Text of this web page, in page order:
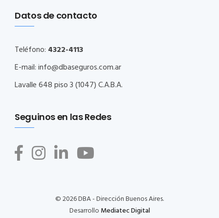
Datos de contacto
Teléfono: 4322-4113
E-mail:info@dbaseguros.com.ar
Lavalle 648 piso 3 (1047) C.A.B.A.
Seguinos en las Redes
© 2026 DBA - Dirección Buenos Aires.
Desarrollo Mediatec Digital